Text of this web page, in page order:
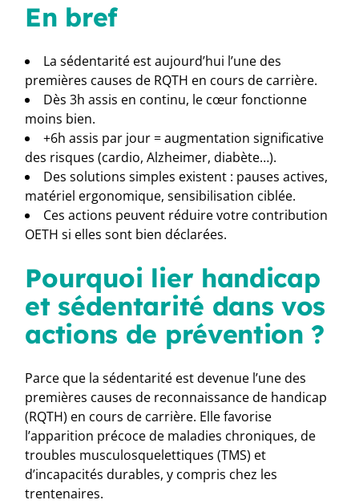
En bref
La sédentarité est aujourd’hui l’une des
premières causes de RQTH en cours de carrière.
Dès 3h assis en continu, le cœur fonctionne
moins bien.
+6h assis par jour = augmentation significative
des risques (cardio, Alzheimer, diabète…).
Des solutions simples existent : pauses actives,
matériel ergonomique, sensibilisation ciblée.
Ces actions peuvent réduire votre contribution
OETH si elles sont bien déclarées.
Pourquoi lier handicap
et sédentarité dans vos
actions de prévention ?
Parce que la sédentarité est devenue l’une des
premières causes de reconnaissance de handicap
(RQTH) en cours de carrière. Elle favorise
l’apparition précoce de maladies chroniques, de
troubles musculosquelettiques (TMS) et
d’incapacités durables, y compris chez les
trentenaires.